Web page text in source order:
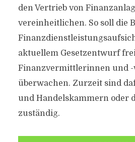
den Vertrieb von
vereinheitlichen. So soll die
aktuellem Gesetzentwurf
Finanzvermittlerinnen und -
überwachen. Zurzeit sind
und Handelskammern oder
zuständig.